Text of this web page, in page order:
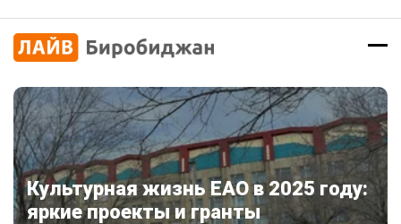
Культурная жизнь ЕАО в 2025 году:
яркие проекты и гранты